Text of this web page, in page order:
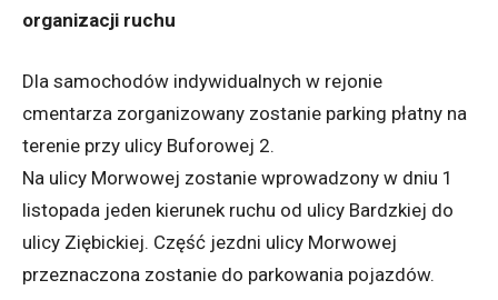
organizacji ruchu
Dla samochodów indywidualnych w rejonie
cmentarza zorganizowany zostanie parking płatny na
terenie przy ulicy Buforowej 2.
Na ulicy Morwowej zostanie wprowadzony w dniu 1
listopada jeden kierunek ruchu od ulicy Bardzkiej do
ulicy Ziębickiej. Część jezdni ulicy Morwowej
przeznaczona zostanie do parkowania pojazdów.